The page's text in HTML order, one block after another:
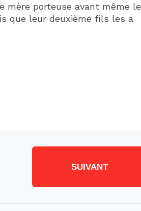
mère porteuse avant même le
que leur deuxième fils les a
SUIVANT